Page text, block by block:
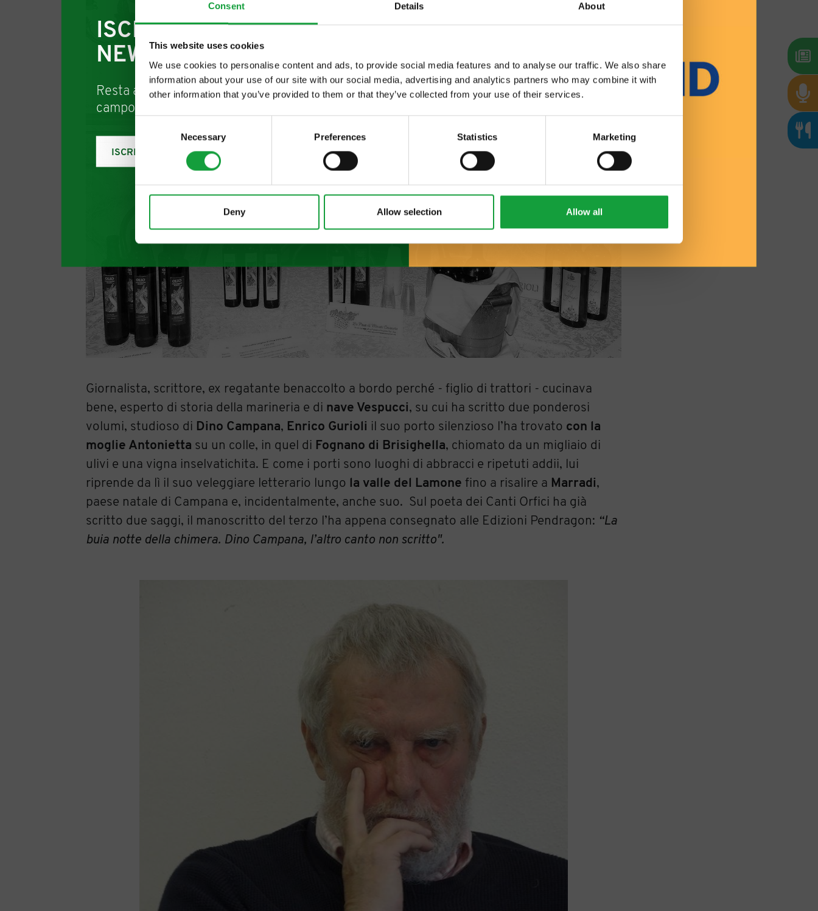
Consent Details About
This website uses cookies
We use cookies to personalise content and ads, to provide social media features and to analyse our traffic. We also share
information about your use of our site with our social media, advertising and analytics partners who may combine it with
other information that you’ve provided to them or that they’ve collected from your use of their services.
Selection
Necessary Preferences Statistics Marketing
Deny Allow selection Allow all
Giornalista, scrittore, ex regatante benaccolto a bordo perché - figlio di trattori - cucinava
bene, esperto di storia della marineria e di nave Vespucci, su cui ha scritto due ponderosi
volumi, studioso di Dino Campana, Enrico Gurioli il suo porto silenzioso l’ha trovato con la
moglie Antonietta su un colle, in quel di Fognano di Brisighella, chiomato da un migliaio di
ulivi e una vigna inselvatichita. E come i porti sono luoghi di abbracci e ripetuti addii, lui
riprende da lì il suo veleggiare letterario lungo
la valle del Lamone fino a risalire a Marradi,
paese natale di Campana e, incidentalmente, anche suo. Sul poeta dei Canti Orfici ha già
scritto due saggi, il manoscritto del terzo l’ha appena consegnato alle Edizioni Pendragon: “La
buia notte della chimera. Dino Campana, l’altro canto non scritto".
ISCRIVITI ALLA
NEWSLETTER
Resta aggiornato su tutte le ultime novita nel
campo della ristorazione e del food.
ISCRIVITI